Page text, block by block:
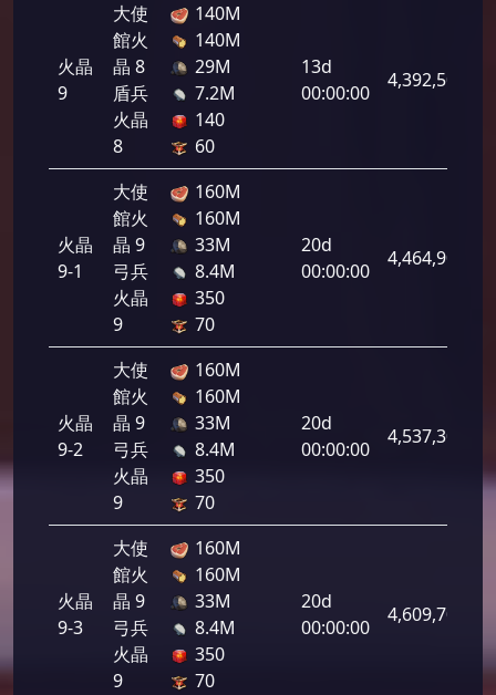
火晶
9
大使
館火
晶 8
盾兵
火晶
8
140M
140M
29M
7.2M
140
60
13d
00:00:00
4,392,500
火晶
9-1
大使
館火
晶 9
弓兵
火晶
9
160M
160M
33M
8.4M
350
70
20d
00:00:00
4,464,900
火晶
9-2
大使
館火
晶 9
弓兵
火晶
9
160M
160M
33M
8.4M
350
70
20d
00:00:00
4,537,300
火晶
9-3
大使
館火
晶 9
弓兵
火晶
9
160M
160M
33M
8.4M
350
70
20d
00:00:00
4,609,700